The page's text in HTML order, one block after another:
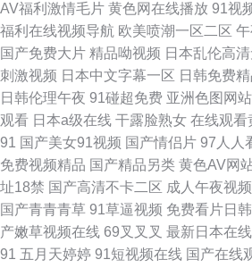
AV福利激情毛片 黄色网在线播放 91视
福利在线视频导航 欧美喷潮一区二区
国产免费大片 精品呦视频 日本乱伦高
刺激视频 日本中文字幕一区 日韩免费
日韩伦理午夜 91碰超免费 亚洲色图网站
观看 日本a级在线 干露脸熟女 在线观看
91 国产美女91视频 国产情侣片 97人人
免费视频精品 国产精品另类 黄色AV网
址18禁 国产高清不卡二区 成人午夜视
国产青青青草 91草逼视频 免费看片日韩
产嫩草视频在线 69叉叉叉 最新日本在
91 五月天婷婷 91短视频在线 国产在线